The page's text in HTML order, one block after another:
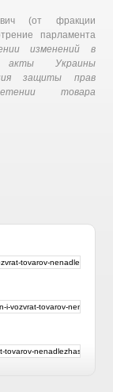
(от фракции
парламента
изменений в
акты Украины
защиты прав
товара